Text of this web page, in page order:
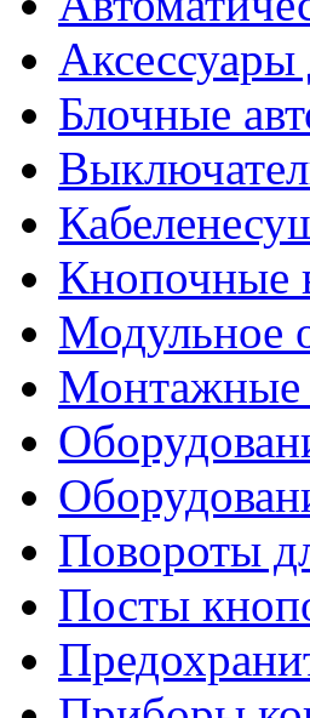
Блочные
Кнопочные
Модульное
Монтажные
Повороты
Посты